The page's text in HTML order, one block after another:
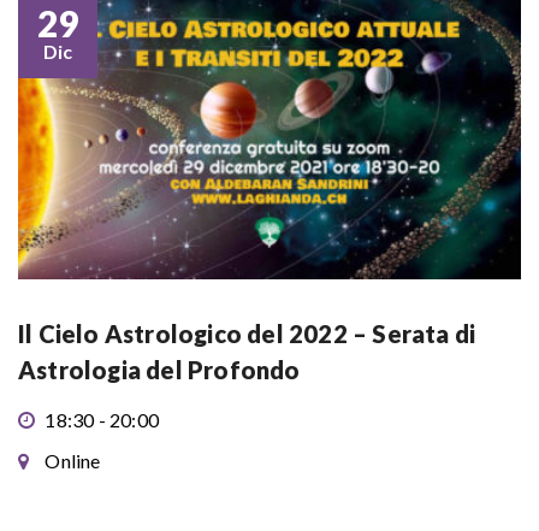
29
Dic
Il Cielo Astrologico del 2022 – Serata di
Astrologia del Profondo
18:30 - 20:00
Online